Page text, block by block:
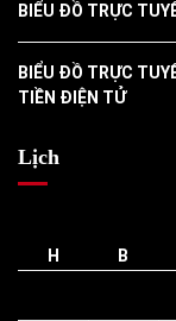
BIỂU ĐỒ TRỰC
BIỂU ĐỒ TRỰC
TIỀN ĐIỆN TỬ
Lịch
H B